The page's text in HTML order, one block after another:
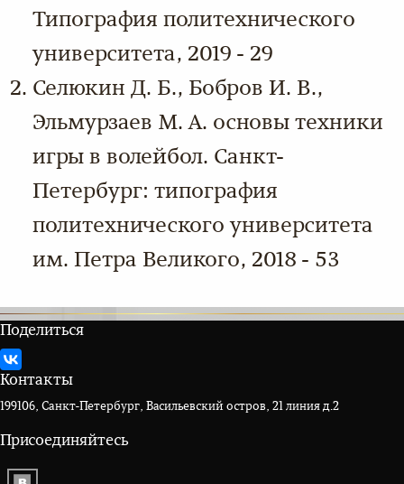
Типография политехнического
университета, 2019 - 29
Селюкин Д. Б., Бобров И. В.,
Эльмурзаев М. А. основы техники
игры в волейбол. Санкт-
Петербург: типография
политехнического университета
им. Петра Великого, 2018 - 53
Поделиться
Контакты
199106, Санкт-Петербург, Васильевский остров, 21 линия д.2
Присоединяйтесь